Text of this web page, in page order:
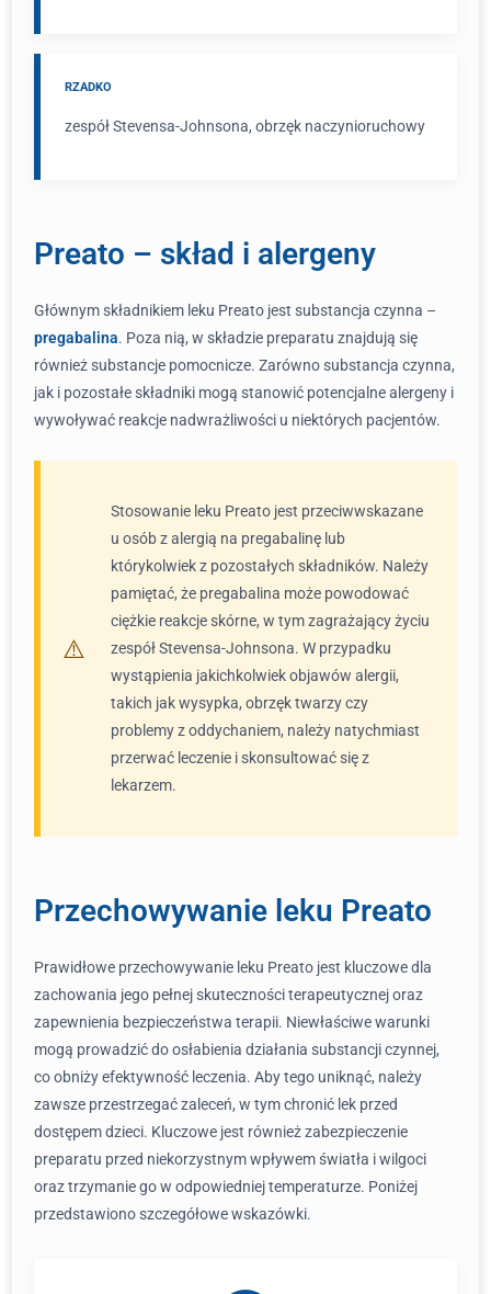
RZADKO
zespół Stevensa-Johnsona, obrzęk naczynioruchowy
Preato – skład i alergeny
Głównym składnikiem leku Preato jest substancja czynna –
pregabalina. Poza nią, w składzie preparatu znajdują się
również substancje pomocnicze. Zarówno substancja czynna,
jak i pozostałe składniki mogą stanowić potencjalne alergeny i
wywoływać reakcje nadwrażliwości u niektórych pacjentów.
Stosowanie leku Preato jest przeciwwskazane
u osób z alergią na pregabalinę lub
którykolwiek z pozostałych składników. Należy
pamiętać, że pregabalina może powodować
ciężkie reakcje skórne, w tym zagrażający życiu
zespół Stevensa-Johnsona. W przypadku
wystąpienia jakichkolwiek objawów alergii,
takich jak wysypka, obrzęk twarzy czy
problemy z oddychaniem, należy natychmiast
przerwać leczenie i skonsultować się z
lekarzem.
Przechowywanie leku Preato
Prawidłowe przechowywanie leku Preato jest kluczowe dla
zachowania jego pełnej skuteczności terapeutycznej oraz
zapewnienia bezpieczeństwa terapii. Niewłaściwe warunki
mogą prowadzić do osłabienia działania substancji czynnej,
co obniży efektywność leczenia. Aby tego uniknąć, należy
zawsze przestrzegać zaleceń, w tym chronić lek przed
dostępem dzieci. Kluczowe jest również zabezpieczenie
preparatu przed niekorzystnym wpływem światła i wilgoci
oraz trzymanie go w odpowiedniej temperaturze. Poniżej
przedstawiono szczegółowe wskazówki.